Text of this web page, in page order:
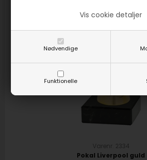
Nødvendige
Funktionelle
Vis cookie detaljer
Varenr. 2334
Pokal Liverpool guld